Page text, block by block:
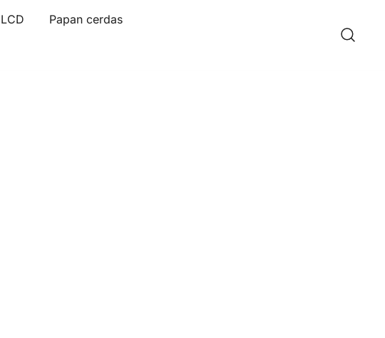
Papan cerdas